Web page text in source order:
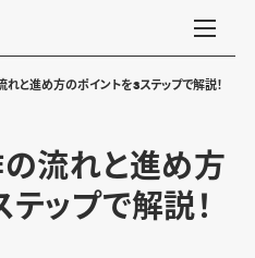
と進め方のポイントを3ステップで解説！
流れと進め方
ップで解説！